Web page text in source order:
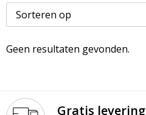
Paraplu’s
Schrijfwaren
Kledingaccessoires
Peuters en Baby's
Ondergoed en Sokken
Polo's
Geen resultaten gevonden.
Gratis levering